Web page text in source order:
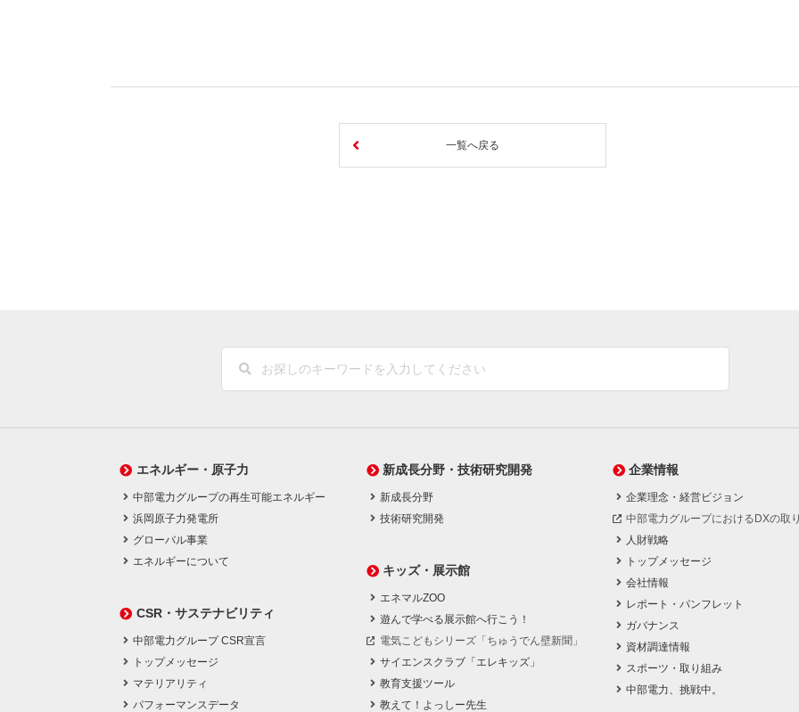
一覧へ戻る
エネルギー・原子力
中部電力グループの再生可能エネルギー
浜岡原子力発電所
グローバル事業
エネルギーについて
CSR・サステナビリティ
中部電力グループ CSR宣言
トップメッセージ
マテリアリティ
パフォーマンスデータ
新成長分野・技術研究開発
新成長分野
技術研究開発
キッズ・展示館
エネマルZOO
遊んで学べる展示館へ行こう！
電気こどもシリーズ「ちゅうでん壁新聞」
サイエンスクラブ「エレキッズ」
教育支援ツール
教えて！よっしー先生
企業情報
企業理念・経営ビジョン
中部電力グループにおけるDXの取
人財戦略
トップメッセージ
会社情報
レポート・パンフレット
ガバナンス
資材調達情報
スポーツ・取り組み
中部電力、挑戦中。